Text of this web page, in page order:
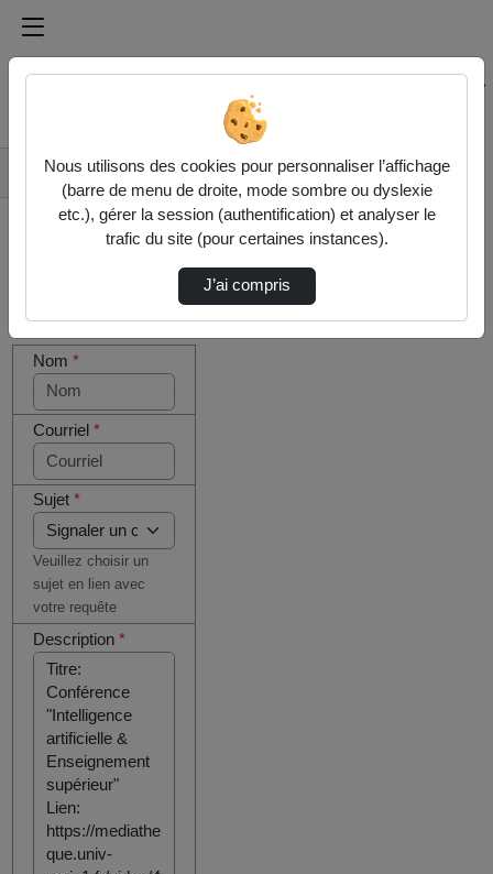
Médiathèque de l'université Paris
Rechercher un média sur Médiathèque de l'université
Accueil
Contactez nous
Votre message
Nom*
Courriel*
Sujet*
Veuillez choisir un
sujet en lien avec
votre requête
Description*
cette case
si vous
êtes un
humain en
métal
(obligatoire)
Nous utilisons des cookies pour personnaliser l’affichage
(barre de menu de droite, mode sombre ou dyslexie
etc.), gérer la session (authentification) et analyser le
trafic du site (pour certaines instances).
J’ai compris